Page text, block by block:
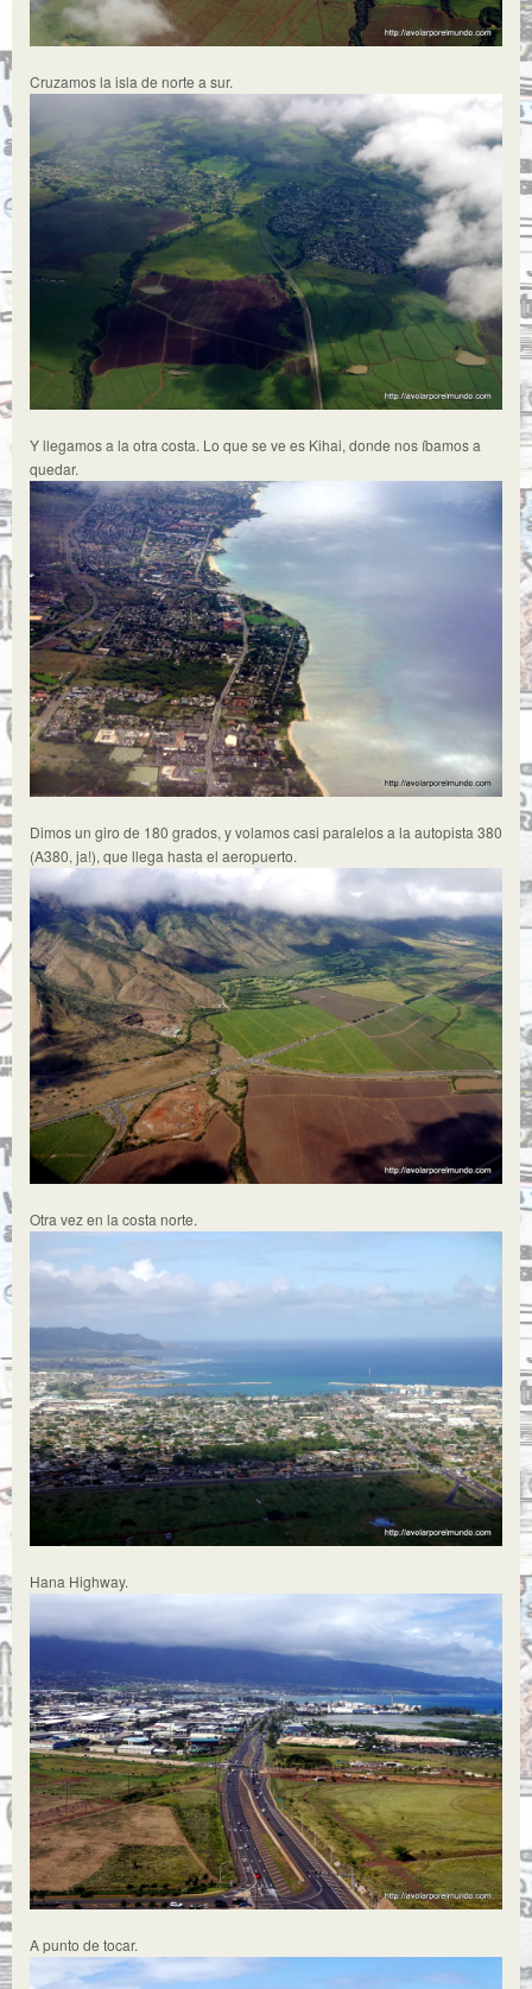
Cruzamos la isla de norte a sur.
Y llegamos a la otra costa. Lo que se ve es Kihai, donde nos íbamos a
quedar.
Dimos un giro de 180 grados, y volamos casi paralelos a la autopista 380
(A380, ja!), que llega hasta el aeropuerto.
Otra vez en la costa norte.
Hana Highway.
A punto de tocar.